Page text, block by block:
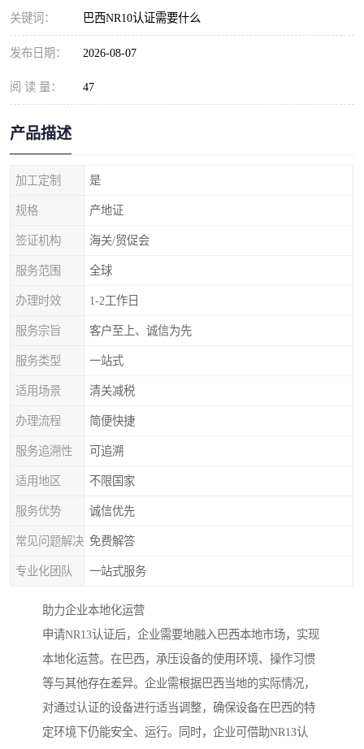
关键词： 巴西NR10认证需要什么
发布日期： 2026-08-07
阅 读 量： 47
产品描述
加工定制 是
规格 产地证
签证机构 海关/贸促会
服务范围 全球
办理时效 1-2工作日
服务宗旨 客户至上、诚信为先
服务类型 一站式
适用场景 清关减税
办理流程 简便快捷
服务追溯性 可追溯
适用地区 不限国家
服务优势 诚信优先
常见问题解决 免费解答
专业化团队 一站式服务
助力企业本地化运营
申请NR13认证后，企业需要地融入巴西本地市场，实现
本地化运营。在巴西，承压设备的使用环境、操作习惯
等与其他存在差异。企业需根据巴西当地的实际情况，
对通过认证的设备进行适当调整，确保设备在巴西的特
定环境下仍能安全、运行。同时，企业可借助NR13认